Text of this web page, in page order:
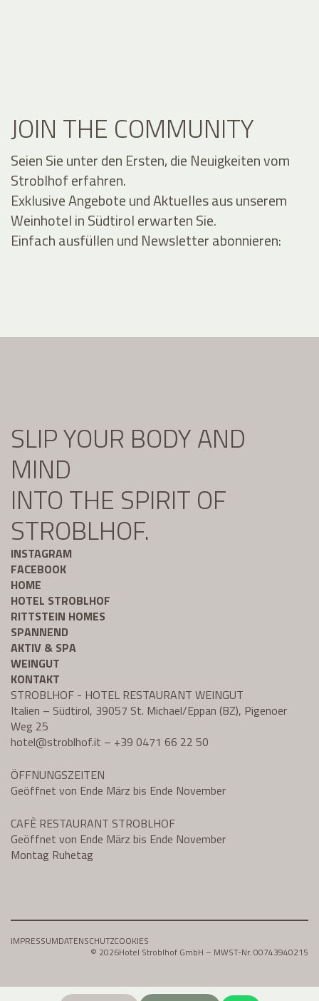
JOIN THE COMMUNITY
Seien Sie unter den Ersten, die Neuigkeiten vom
Stroblhof erfahren.
Exklusive Angebote und Aktuelles aus unserem
Weinhotel in Südtirol erwarten Sie.
Einfach ausfüllen und Newsletter abonnieren:
SLIP YOUR BODY AND
MIND
INTO THE SPIRIT OF
STROBLHOF.
INSTAGRAM
FACEBOOK
HOME
HOTEL STROBLHOF
RITTSTEIN HOMES
SPANNEND
AKTIV & SPA
WEINGUT
KONTAKT
STROBLHOF - HOTEL RESTAURANT WEINGUT
Italien – Südtirol, 39057 St. Michael/Eppan (BZ), Pigenoer
Weg 25
hotel@stroblhof.it – +39 0471 66 22 50
ÖFFNUNGSZEITEN
Geöffnet von Ende März bis Ende November
CAFÈ RESTAURANT STROBLHOF
Geöffnet von Ende März bis Ende November
Montag Ruhetag
IMPRESSUMDATENSCHUTZCOOKIES
© 2026Hotel Stroblhof GmbH – MWST-Nr. 00743940215